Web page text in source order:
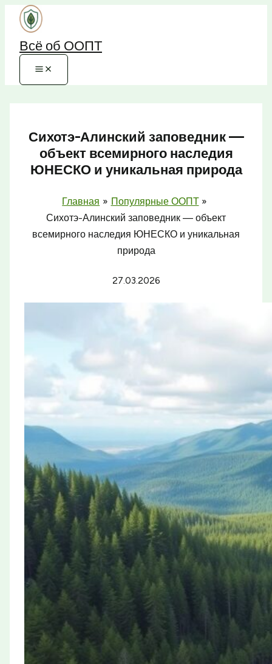
Перейти
содержимому
Всё об ООПТ
Сихотэ-Алинский заповедник —
объект всемирного наследия
ЮНЕСКО и уникальная природа
Главная
Популярные ООПТ
Сихотэ-Алинский заповедник — объект
всемирного наследия ЮНЕСКО и уникальная
природа
27.03.2026